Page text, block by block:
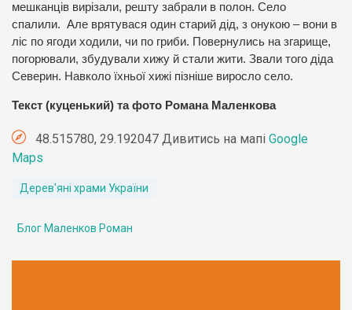
мешканців вирізали, решту забрали в полон. Село
спалили. Але врятувася один старий дід, з онукою – вони в
ліс по ягоди ходили, чи по гриби. Повернулись на згарище,
погорювали, збудували хижу й стали жити. Звали того діда
Северин. Навколо їхньої хижі пізніше виросло село.
Текст (куценький) та фото Романа Маленкова
48.515780, 29.192047 Дивитись на мапі Google
Maps
Дерев'яні храми України
Блог Маленков Роман